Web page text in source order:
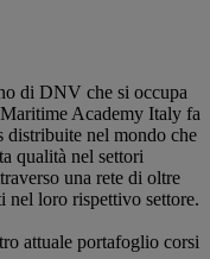
di DNV che si occupa
Academy Italy fa
distribuite nel mondo che
qualità nel settori
una rete di oltre
nel loro rispettivo settore.
attuale portafoglio corsi